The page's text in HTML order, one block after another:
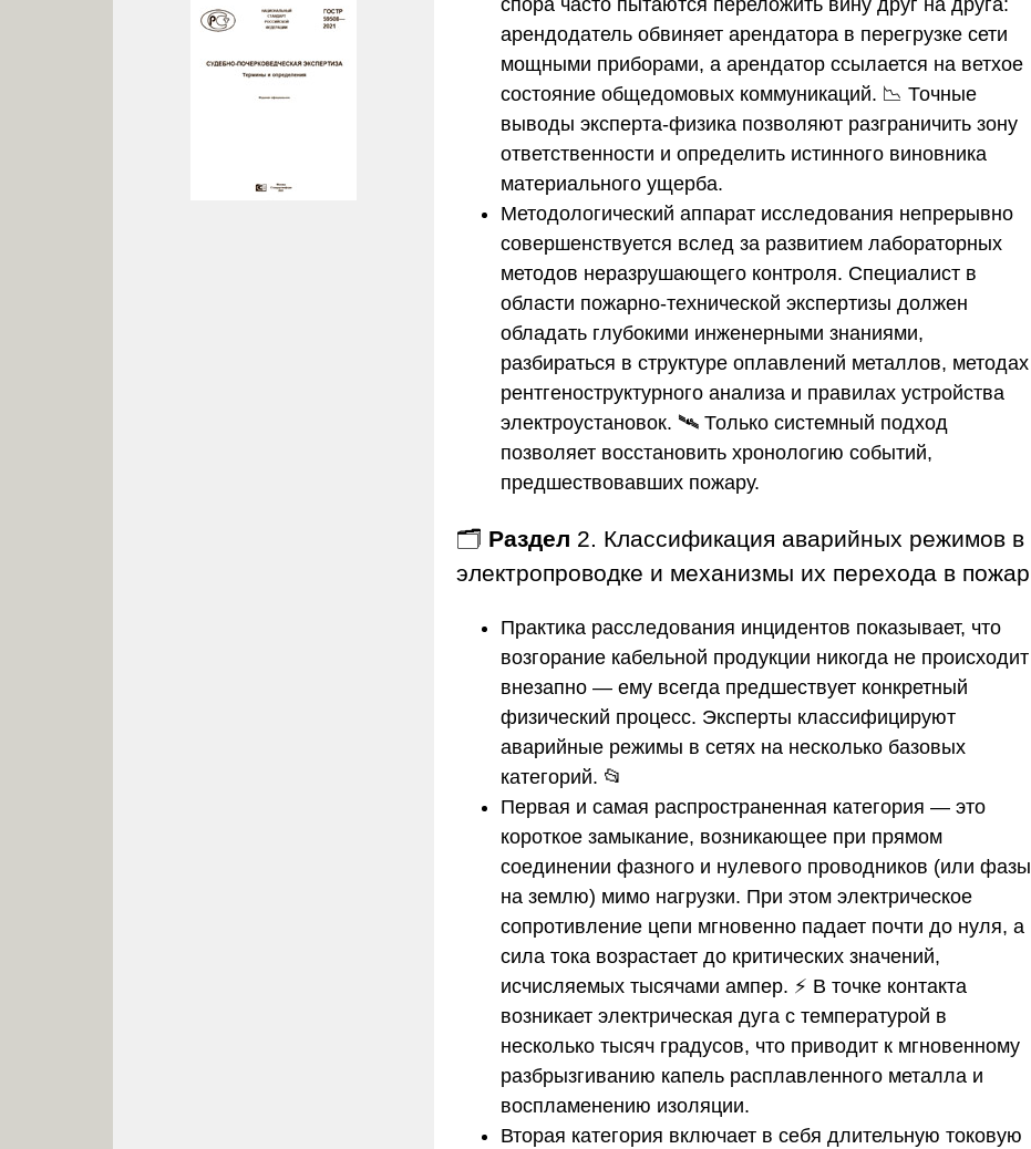
спора часто пытаются переложить вину друг на друга:
арендодатель обвиняет арендатора в перегрузке сети
мощными приборами, а арендатор ссылается на ветхое
состояние общедомовых коммуникаций. 📉 Точные
выводы эксперта-физика позволяют разграничить зону
ответственности и определить истинного виновника
материального ущерба.
Методологический аппарат исследования непрерывно
совершенствуется вслед за развитием лабораторных
методов неразрушающего контроля. Специалист в
области пожарно-технической экспертизы должен
обладать глубокими инженерными знаниями,
разбираться в структуре оплавлений металлов, методах
рентгеноструктурного анализа и правилах устройства
электроустановок. 🛰️ Только системный подход
позволяет восстановить хронологию событий,
предшествовавших пожару.
🗂️ Раздел 2. Классификация аварийных режимов в
электропроводке и механизмы их перехода в пожар
Практика расследования инцидентов показывает, что
возгорание кабельной продукции никогда не происходит
внезапно — ему всегда предшествует конкретный
физический процесс. Эксперты классифицируют
аварийные режимы в сетях на несколько базовых
категорий. 📂
Первая и самая распространенная категория — это
короткое замыкание, возникающее при прямом
соединении фазного и нулевого проводников (или фазы
на землю) мимо нагрузки. При этом электрическое
сопротивление цепи мгновенно падает почти до нуля, а
сила тока возрастает до критических значений,
исчисляемых тысячами ампер. ⚡ В точке контакта
возникает электрическая дуга с температурой в
несколько тысяч градусов, что приводит к мгновенному
разбрызгиванию капель расплавленного металла и
воспламенению изоляции.
Вторая категория включает в себя длительную токовую